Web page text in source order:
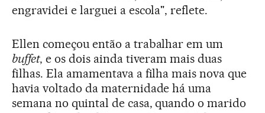
engravidei e larguei a escola", reflete.
Ellen começou então a trabalhar em um
buffet, e os dois ainda tiveram mais duas
filhas. Ela amamentava a filha mais nova que
havia voltado da maternidade há uma
semana no quintal de casa, quando o marido